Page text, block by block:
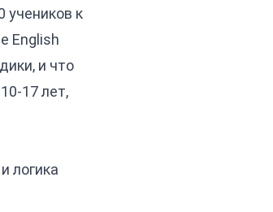
учеников к
English
и что
17 лет,
логика